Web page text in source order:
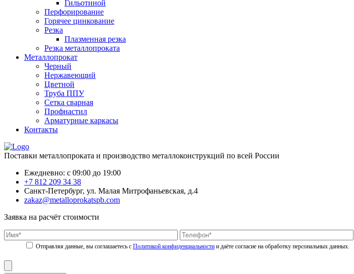
Гильотиной
Перфорирование
Горячее цинкование
Резка
Плазменная резка
Резка металлопроката
Металлопрокат
Черный
Нержавеющий
Цветной
Труба ППУ
Сетка сварная
Профнастил
Арматурные каркасы
Контакты
Поставки металлопроката и производство металлоконструкций по всей России
Ежедневно: с 09:00 до 19:00
+7 812 209 34 38
Санкт-Петербург, ул. Малая Митрофаньевская, д.4
zakaz@metalloprokatspb.com
Заявка на расчёт стоимости
Политикой конфиденциальности